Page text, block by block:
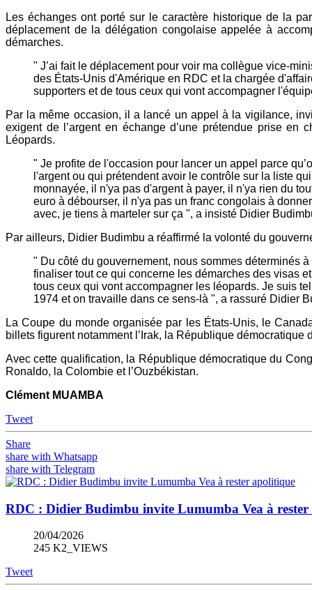
Les échanges ont porté sur le caractère historique de la
déplacement de la délégation congolaise appelée à
démarches.
" J’ai fait le déplacement pour voir ma collègue vice-
des États-Unis d'Amérique en RDC et la chargée
supporters et de tous ceux qui vont accompagner
Par la même occasion, il a lancé un appel à la vigilance,
exigent de l’argent en échange d’une prétendue prise en
Léopards.
" Je profite de l'occasion pour lancer un appel parce
l'argent ou qui prétendent avoir le contrôle sur la liste
monnayée, il n'ya pas d'argent à payer, il n'ya rien du
euro à débourser, il n'ya pas un franc congolais à
avec, je tiens à marteler sur ça ", a insisté Didier
Par ailleurs, Didier Budimbu a réaffirmé la volonté du
" Du côté du gouvernement, nous sommes déterminés
finaliser tout ce qui concerne les démarches des visas
tous ceux qui vont accompagner les léopards. Je suis
1974 et on travaille dans ce sens-là ", a rassuré Didier
La Coupe du monde organisée par les États-Unis, le
billets figurent notamment l’Irak, la République
Avec cette qualification, la République démocratique du
Ronaldo, la Colombie et l’Ouzbékistan.
Clément MUAMBA
Tweet
Share
share with Whatsapp
share with Telegram
RDC : Didier Budimbu invite Lumumba Vea à
20/04/2026
245 K2_VIEWS
Tweet